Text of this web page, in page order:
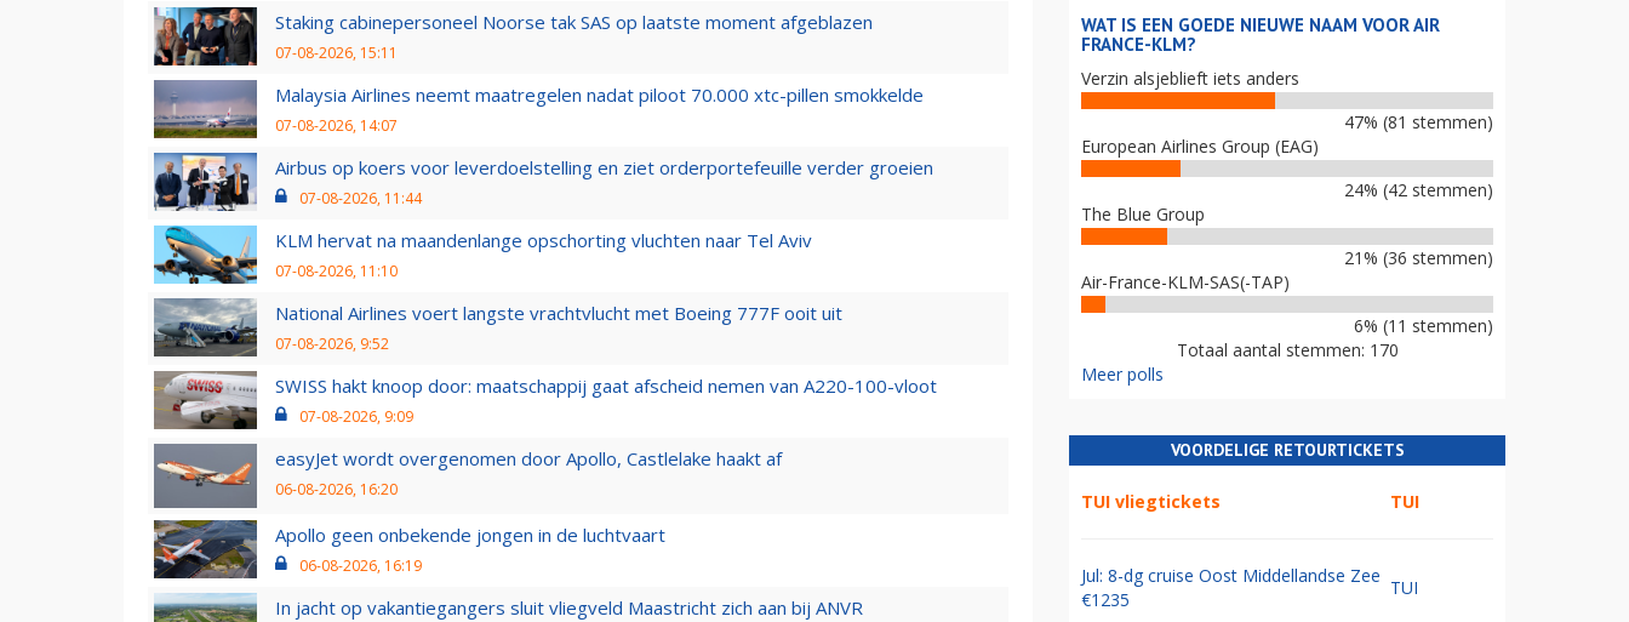
Staking cabinepersoneel Noorse tak SAS op laatste moment afgeblazen
07-08-2026, 15:11
Malaysia Airlines neemt maatregelen nadat piloot 70.000 xtc-pillen smokkelde
07-08-2026, 14:07
Airbus op koers voor leverdoelstelling en ziet orderportefeuille verder groeien
07-08-2026, 11:44
KLM hervat na maandenlange opschorting vluchten naar Tel Aviv
07-08-2026, 11:10
National Airlines voert langste vrachtvlucht met Boeing 777F ooit uit
07-08-2026, 9:52
SWISS hakt knoop door: maatschappij gaat afscheid nemen van A220-100-vloot
07-08-2026, 9:09
easyJet wordt overgenomen door Apollo, Castlelake haakt af
06-08-2026, 16:20
Apollo geen onbekende jongen in de luchtvaart
06-08-2026, 16:19
In jacht op vakantiegangers sluit vliegveld Maastricht zich aan bij ANVR
WAT IS EEN GOEDE NIEUWE NAAM VOOR AIR
FRANCE-KLM?
Verzin alsjeblieft iets anders
47% (81 stemmen)
European Airlines Group (EAG)
24% (42 stemmen)
The Blue Group
21% (36 stemmen)
Air-France-KLM-SAS(-TAP)
6% (11 stemmen)
Totaal aantal stemmen: 170
Meer polls
VOORDELIGE RETOURTICKETS
TUI vliegtickets TUI
Jul: 8-dg cruise Oost Middellandse Zee
€1235
TUI